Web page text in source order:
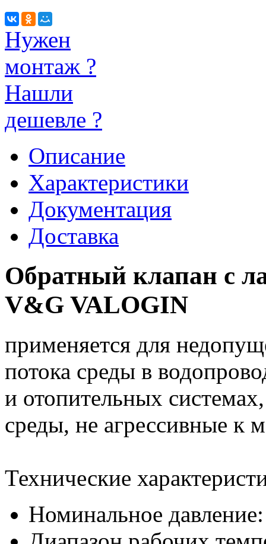
Нужен
монтаж ?
Нашли
дешевле ?
Описание
Характеристики
Документация
Доставка
Обратный клапан с
V&G VALOGIN
применяется для
потока среды в
и отопительных
среды, не агрессивные к
Технические
Номинальное